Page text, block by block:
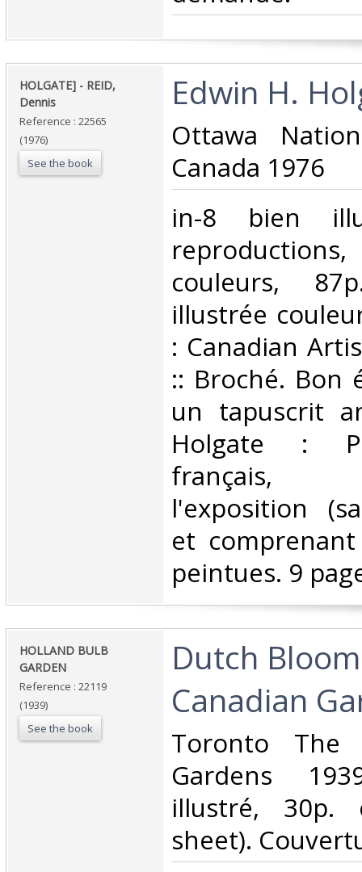
‎HOLGATE] - REID,
Dennis‎
Reference : 22565
(1976)
See the book
‎Edwin H.
‎Ottawa
Canada 1976 ‎
‎in-8 bien
couleurs,
illustrée
: Canadian
:: Broché. Bon
un tapuscrit
Holgate :
français,
l'exposition
et
peintues. 9
‎HOLLAND BULB
GARDEN‎
Reference : 22119
(1939)
See the book
‎Dutch
Canadian
‎Toronto The
Gardens
illustré,
sheet).